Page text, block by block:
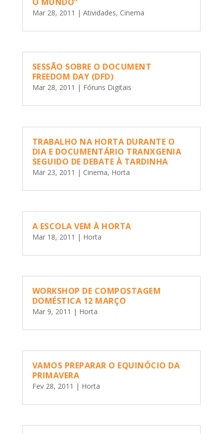
Mar 28, 2011 | Atividades, Cinema
SESSÃO SOBRE O DOCUMENT
FREEDOM DAY (DFD)
Mar 28, 2011 | Fóruns Digitais
TRABALHO NA HORTA DURANTE O
DIA E DOCUMENTÁRIO TRANXGENIA
SEGUIDO DE DEBATE À TARDINHA
Mar 23, 2011 | Cinema, Horta
A ESCOLA VEM À HORTA
Mar 18, 2011 | Horta
WORKSHOP DE COMPOSTAGEM
DOMÉSTICA 12 MARÇO
Mar 9, 2011 | Horta
VAMOS PREPARAR O EQUINÓCIO DA
PRIMAVERA
Fev 28, 2011 | Horta